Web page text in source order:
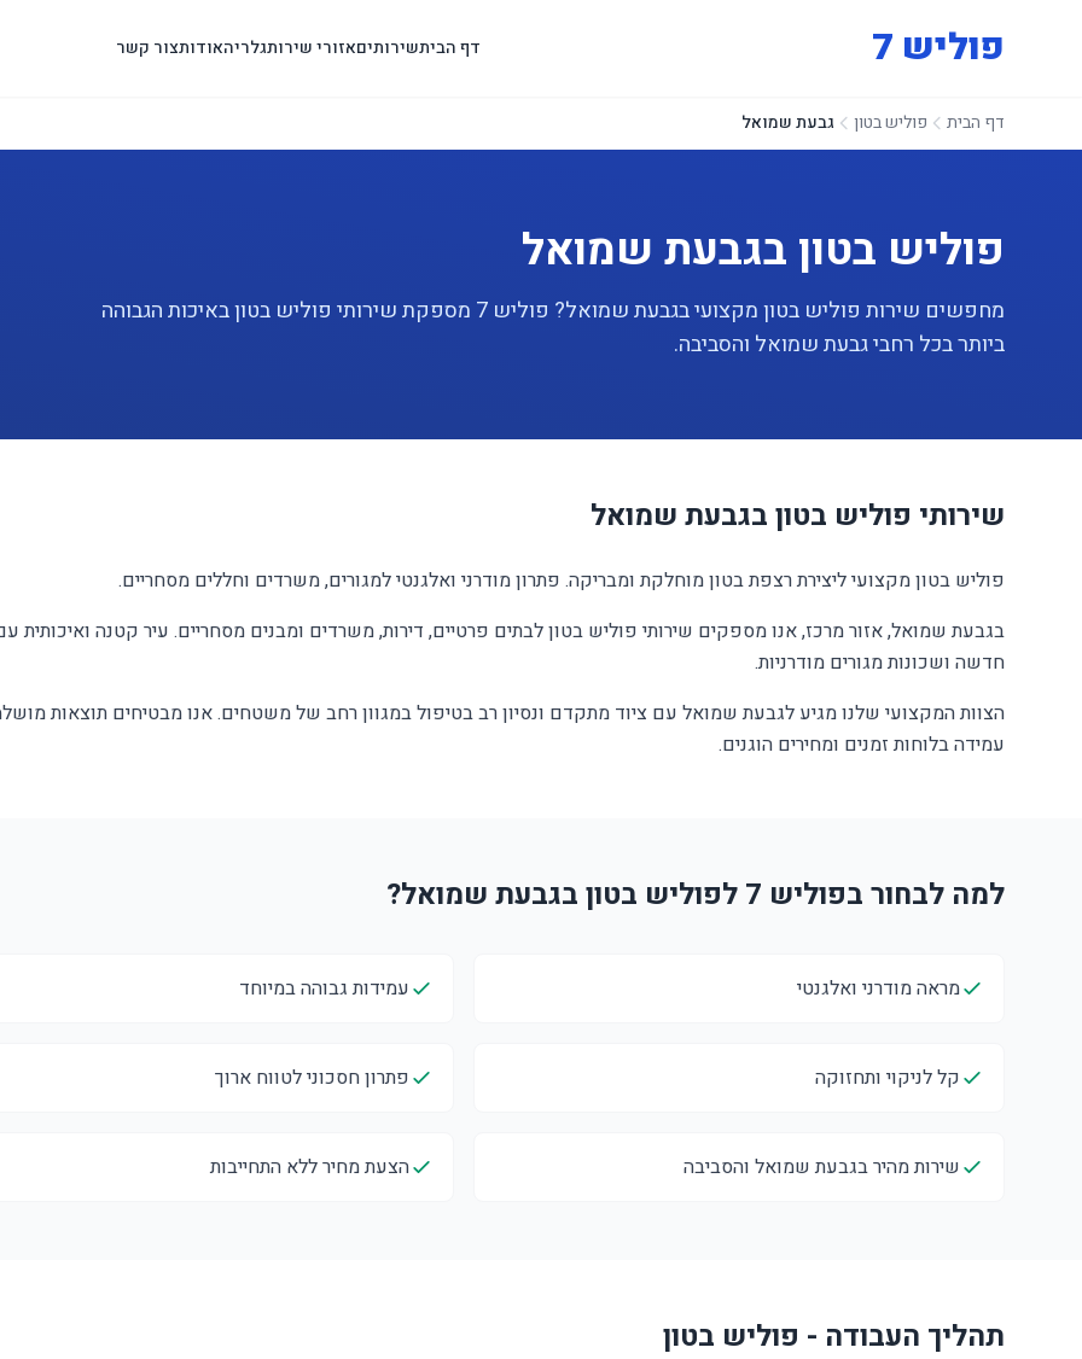
פוליש 7 דף הביתשירותיםאזורי שירותגלריהאודותצור קשר
דף הבית פוליש בטון גבעת שמואל
פוליש בטון בגבעת שמואל
מחפשים שירות פוליש בטון מקצועי בגבעת שמואל? פוליש 7 מספקת שירותי פוליש בטון באיכות הגבוהה
ביותר בכל רחבי גבעת שמואל והסביבה.
שירותי פוליש בטון בגבעת שמואל
פוליש בטון מקצועי ליצירת רצפת בטון מוחלקת ומבריקה. פתרון מודרני ואלגנטי למגורים, משרדים וחללים מסחריים.
בגבעת שמואל, אזור מרכז, אנו מספקים שירותי פוליש בטון לבתים פרטיים, דירות, משרדים ומבנים מסחריים. עיר קטנה ואיכותית
חדשה ושכונות מגורים מודרניות.
הצוות המקצועי שלנו מגיע לגבעת שמואל עם ציוד מתקדם ונסיון רב בטיפול במגוון רחב של משטחים. אנו מבטיחים תוצאות
עמידה בלוחות זמנים ומחירים הוגנים.
למה לבחור בפוליש 7 לפוליש בטון בגבעת שמואל?
מראה מודרני ואלגנטי עמידות גבוהה במיוחד
קל לניקוי ותחזוקה פתרון חסכוני לטווח ארוך
שירות מהיר בגבעת שמואל והסביבה הצעת מחיר ללא התחייבות
תהליך העבודה - פוליש בטון